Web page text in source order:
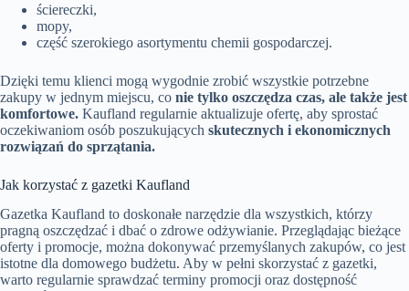
ściereczki,
mopy,
część szerokiego asortymentu chemii gospodarczej.
Dzięki temu klienci mogą wygodnie zrobić wszystkie potrzebne
zakupy w jednym miejscu, co nie tylko oszczędza czas, ale także jest
komfortowe. Kaufland regularnie aktualizuje ofertę, aby sprostać
oczekiwaniom osób poszukujących skutecznych i ekonomicznych
rozwiązań do sprzątania.
Jak korzystać z gazetki Kaufland
Gazetka Kaufland to doskonałe narzędzie dla wszystkich, którzy
pragną oszczędzać i dbać o zdrowe odżywianie. Przeglądając bieżące
oferty i promocje, można dokonywać przemyślanych zakupów, co jest
istotne dla domowego budżetu. Aby w pełni skorzystać z gazetki,
warto regularnie sprawdzać terminy promocji oraz dostępność